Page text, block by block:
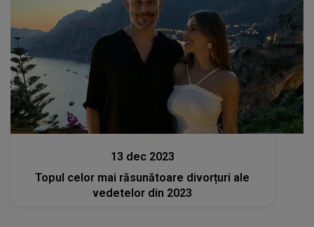
13 dec 2023
Topul celor mai răsunătoare divorțuri ale
vedetelor din 2023